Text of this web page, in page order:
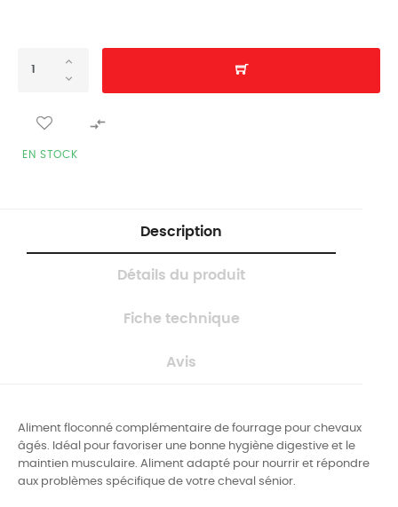

EN STOCK
Description
Détails du produit
Fiche technique
Avis
Aliment floconné complémentaire de fourrage pour chevaux
âgés. Idéal pour favoriser une bonne hygiène digestive et le
maintien musculaire. Aliment adapté pour nourrir et répondre
aux problèmes spécifique de votre cheval sénior.